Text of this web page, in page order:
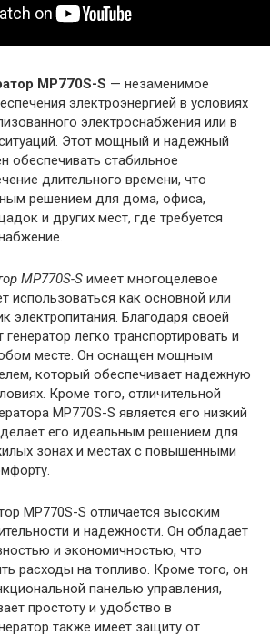
MP770S-S — незаменимое
электроэнергией в условиях
электроснабжения или в
Этот мощный и надежный
обеспечивать стабильное
длительного времени, что
решением для дома, офиса,
и других мест, где требуется
MP770S-S имеет многоцелевое
использоваться как основной или
электропитания. Благодаря своей
генератор легко транспортировать и
месте. Он оснащен мощным
который обеспечивает надежную
Кроме того, отличительной
MP770S-S является его низкий
его идеальным решением для
зонах и местах с повышенными
MP770S-S отличается высоким
и надежности. Он обладает
и экономичностью, что
расходы на топливо. Кроме того, он
панелью управления,
простоту и удобство в
также имеет защиту от